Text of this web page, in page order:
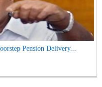
Pension Delivery...